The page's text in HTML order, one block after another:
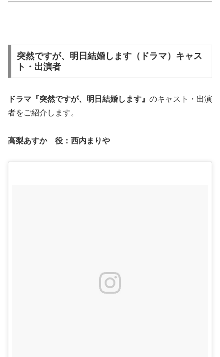
突然ですが、明日結婚します（ドラマ）キャス
ト・出演者
ドラマ『突然ですが、明日結婚します』 のキャスト・出演
者をご紹介します。
高梨あすか 役：西内まりや